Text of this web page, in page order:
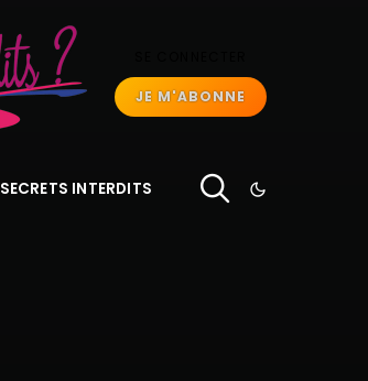
JE M'ABONNE
SECRETS INTERDITS